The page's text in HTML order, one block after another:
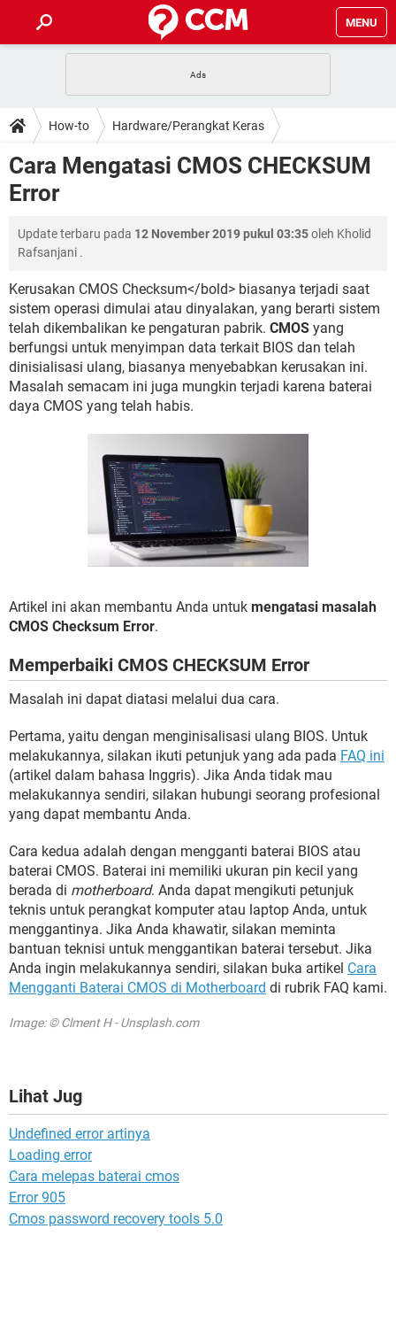
MENU
APLIKASI NONTON FILM & SERI RESET GMAIL
BUAT AKUN TIKTOK APLIKASI VIDEO-CALL
HOW-TO
SAFE MODE ANDROID RESET CLASH OF CLANS
KODE RAHASIA NETFLIX
DOWNLOAD
ADOBE PREMIERE PRO
FORUM
Lupa Password Gmail WiFi Tidak Berfungsi
ENSIKLOPEDIA
Front Office dan Back Office OOP - Data Enkapsulasi
Jenis-jenis Network atau Jaringan
How-to Hardware/Perangkat Keras
Cara Mengatasi CMOS CHECKSUM
Error
Update terbaru pada 12 November 2019 pukul 03:35oleh Kholid
Rafsanjani .
Kerusakan CMOS Checksum</bold> biasanya terjadi saat
sistem operasi dimulai atau dinyalakan, yang berarti sistem
telah dikembalikan ke pengaturan pabrik. CMOS yang
berfungsi untuk menyimpan data terkait BIOS dan telah
dinisialisasi ulang, biasanya menyebabkan kerusakan ini.
Masalah semacam ini juga mungkin terjadi karena baterai
daya CMOS yang telah habis.
Artikel ini akan membantu Anda untuk mengatasi masalah
CMOS Checksum Error.
Memperbaiki CMOS CHECKSUM Error
Masalah ini dapat diatasi melalui dua cara.
Pertama, yaitu dengan menginisalisasi ulang BIOS. Untuk
melakukannya, silakan ikuti petunjuk yang ada pada FAQ ini
(artikel dalam bahasa Inggris). Jika Anda tidak mau
melakukannya sendiri, silakan hubungi seorang profesional
yang dapat membantu Anda.
Cara kedua adalah dengan mengganti baterai BIOS atau
baterai CMOS. Baterai ini memiliki ukuran pin kecil yang
berada di motherboard. Anda dapat mengikuti petunjuk
teknis untuk perangkat komputer atau laptop Anda, untuk
menggantinya. Jika Anda khawatir, silakan meminta
bantuan teknisi untuk menggantikan baterai tersebut. Jika
Anda ingin melakukannya sendiri, silakan buka artikel Cara
Mengganti Baterai CMOS di Motherboard di rubrik FAQ kami.
Image: © Clment H - Unsplash.com
Lihat Jug
Undefined error artinya
Loading error
Cara melepas baterai cmos
Error 905
Cmos password recovery tools 5.0